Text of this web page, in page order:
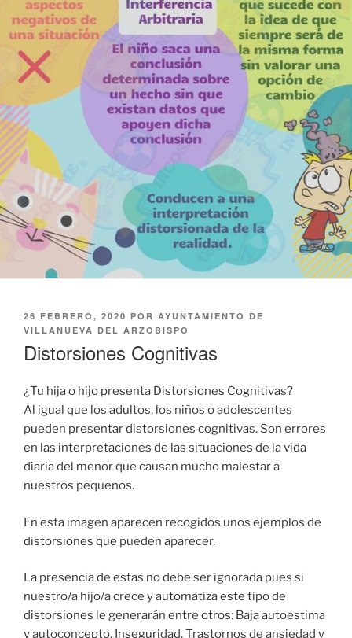
PUBLICADO
EL
26 FEBRERO, 2020 POR AYUNTAMIENTO DE
VILLANUEVA DEL ARZOBISPO
Distorsiones Cognitivas
¿Tu hija o hijo presenta Distorsiones Cognitivas?
Al igual que los adultos, los niños o adolescentes
pueden presentar distorsiones cognitivas. Son errores
en las interpretaciones de las situaciones de la vida
diaria del menor que causan mucho malestar a
nuestros pequeños.
En esta imagen aparecen recogidos unos ejemplos de
distorsiones que pueden aparecer.
La presencia de estas no debe ser ignorada pues si
nuestro/a hijo/a crece y automatiza este tipo de
distorsiones le generarán entre otros: Baja autoestima
y autoconcepto, Inseguridad, Trastornos de ansiedad y